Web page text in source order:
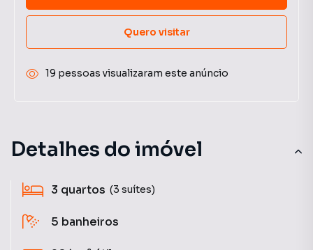
Detalhes do imóvel
3 quartos (3 suítes)
5 banheiros
Quero visitar
19 pessoas visualizaram este anúncio